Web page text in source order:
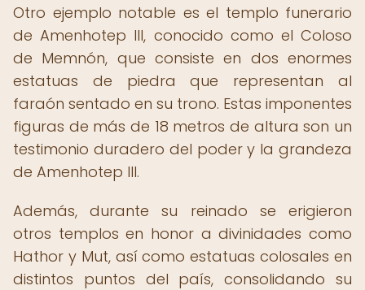
Otro ejemplo notable es el templo funerario
de Amenhotep III, conocido como el Coloso
de Memnón, que consiste en dos enormes
estatuas de piedra que representan al
faraón sentado en su trono. Estas imponentes
figuras de más de 18 metros de altura son un
testimonio duradero del poder y la grandeza
de Amenhotep III.
Además, durante su reinado se erigieron
otros templos en honor a divinidades como
Hathor y Mut, así como estatuas colosales en
distintos puntos del país, consolidando su